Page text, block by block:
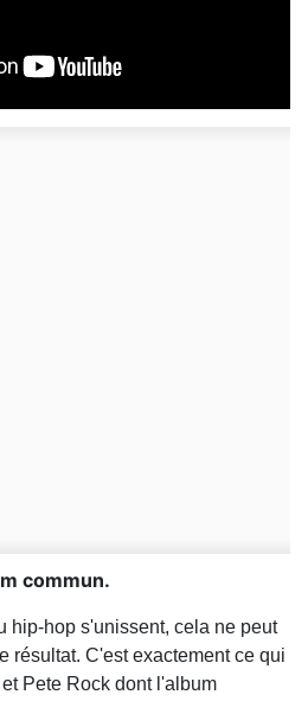
commun.
hip-hop s'unissent, cela ne peut
résultat. C'est exactement ce qui
Pete Rock dont l'album